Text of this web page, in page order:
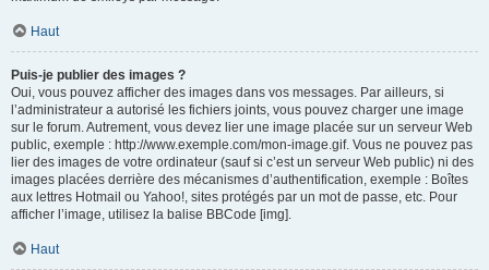
Haut
Puis-je publier des images ?
Oui, vous pouvez afficher des images dans vos messages. Par ailleurs, si
l’administrateur a autorisé les fichiers joints, vous pouvez charger une image
sur le forum. Autrement, vous devez lier une image placée sur un serveur Web
public, exemple : http://www.exemple.com/mon-image.gif. Vous ne pouvez pas
lier des images de votre ordinateur (sauf si c’est un serveur Web public) ni des
images placées derrière des mécanismes d’authentification, exemple : Boîtes
aux lettres Hotmail ou Yahoo!, sites protégés par un mot de passe, etc. Pour
afficher l’image, utilisez la balise BBCode [img].
Haut